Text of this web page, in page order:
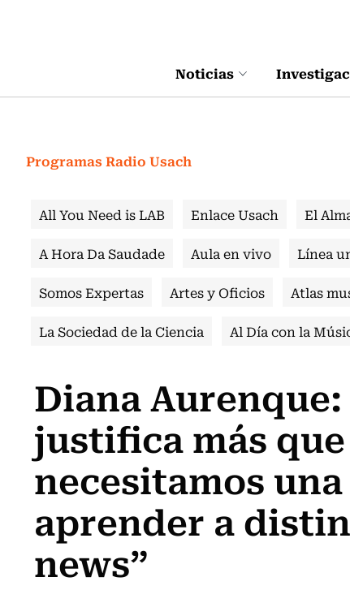
Noticias
Programas Radio Usach
All You Need is LAB Enlace Usach El
A Hora Da Saudade
Aula en vivo Línea
Somos Expertas
Artes y Oficios Atlas
La Sociedad de la Ciencia
Al Día con la
Diana
justifica más
necesitamos
aprender a
news”